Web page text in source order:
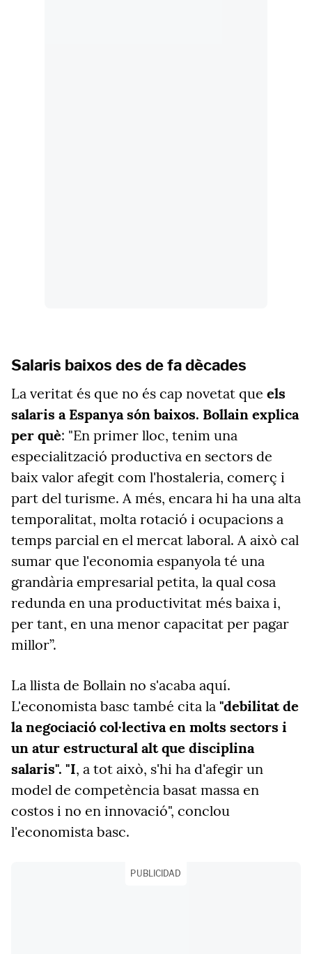
Salaris baixos des de fa dècades
La veritat és que no és cap novetat que els
salaris a Espanya són baixos. Bollain explica
per què: "En primer lloc, tenim una
especialització productiva en sectors de
baix valor afegit com l'hostaleria, comerç i
part del turisme. A més, encara hi ha una alta
temporalitat, molta rotació i ocupacions a
temps parcial en el mercat laboral. A això cal
sumar que l'economia espanyola té una
grandària empresarial petita, la qual cosa
redunda en una productivitat més baixa i,
per tant, en una menor capacitat per pagar
millor”.
La llista de Bollain no s'acaba aquí.
L'economista basc també cita la "debilitat de
la negociació col·lectiva en molts sectors i
un atur estructural alt que disciplina
salaris". "I, a tot això, s'hi ha d'afegir un
model de competència basat massa en
costos i no en innovació", conclou
l'economista basc.
PUBLICIDAD